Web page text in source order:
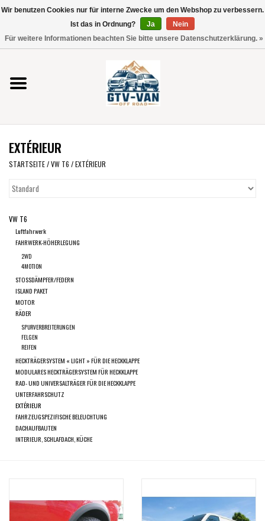
Verwende
die
nach
oben
und
unten,
können
Touch-
Vito / V-Klasse 447
Viano /Vito 639
VW T7 2025
VW T6
VW T5
VW CRAFTER / MAN TGE
SPRINTER VS30 / 907
Sprinter 906 / NCV3
FORD TRANSIT / + CUSTOM
ANDERE VANS
Classiques (VW T3, T4, Sprinter
T1N)
SONDERANGEBOTE
EXTÉRIEUR
STARTSEITE/VW T6 /EXTÉRIEUR
VW T6
Luftfahrwerk
FAHRWERK-HÖHERLEGUNG
2WD
4MOTION
STOSSDÄMPFER/FEDERN
ISLAND PAKET
MOTOR
RÄDER
SPURVERBREITERUNGEN
FELGEN
REIFEN
HECKTRÄGERSYSTEM « LIGHT » FÜR DIE HECKKLAPPE
MODULARES HECKTRÄGERSYSTEM FÜR HECKKLAPPE
RAD- UND UNIVERSALTRÄGER FÜR DIE HECKKLAPPE
UNTERFAHRSCHUTZ
EXTÉRIEUR
FAHRZEUGSPEZIFISCHE BELEUCHTUNG
DACHAUFBAUTEN
INTERIEUR, SCHLAFDACH, KÜCHE
Wir benutzen Cookies nur für interne Zwecke um den Webshop zu verbessern.
Ist das in Ordnung?
Ja
Nein
Für weitere Informationen beachten Sie bitte unsere Datenschutzerklärung. »